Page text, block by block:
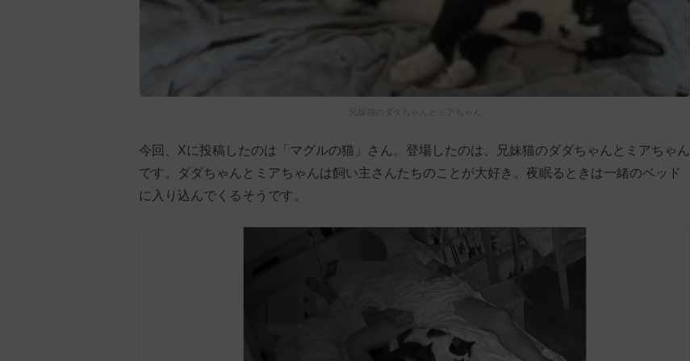
兄妹猫のダダちゃんとミアちゃん
今回、Xに投稿したのは「マグルの猫」さん。登場したのは、兄妹猫のダダちゃんとミアちゃん
です。ダダちゃんとミアちゃんは飼い主さんたちのことが大好き。夜眠るときは一緒のベッド
に入り込んでくるそうです。